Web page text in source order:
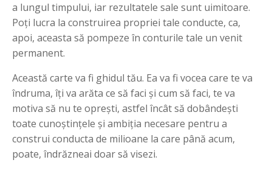
a lungul timpului, iar rezultatele sale sunt uimitoare.
Poți lucra la construirea propriei tale conducte, ca,
apoi, aceasta să pompeze în conturile tale un venit
permanent.
Această carte va fi ghidul tău. Ea va fi vocea care te va
îndruma, îți va arăta ce să faci și cum să faci, te va
motiva să nu te oprești, astfel încât să dobândești
toate cunoștințele și ambiția necesare pentru a
construi conducta de milioane la care până acum,
poate, îndrăzneai doar să visezi.